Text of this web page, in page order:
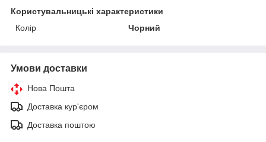
Користувальницькі характеристики
Колір
Чорний
Умови доставки
Нова Пошта
Доставка кур'єром
Доставка поштою